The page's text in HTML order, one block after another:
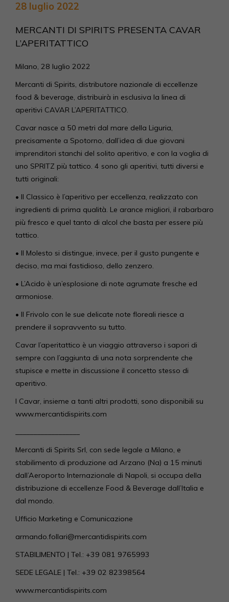
28 luglio 2022
MERCANTI DI SPIRITS PRESENTA CAVAR
L’APERITATTICO
Milano, 28 luglio 2022
Mercanti di Spirits, distributore nazionale di eccellenze
food & beverage, distribuirà in esclusiva la linea di
aperitivi CAVAR L’APERITATTICO.
Cavar nasce a 50 metri dal mare della Liguria,
precisamente a Spotorno, dall’idea di due giovani
imprenditori stanchi del solito aperitivo, e con la voglia di
uno SPRITZ più tattico. 4 sono gli aperitivi, tutti diversi e
tutti originali:
• Il Classico è l’aperitivo per eccellenza, realizzato con
ingredienti di prima qualità. Le arance migliori, il rabarbaro
più fresco e quel tanto di alcol che basta per essere più
tattico.
• Il Molesto si distingue, invece, per il gusto pungente e
deciso, ma mai fastidioso, dello zenzero.
• L’Acido è un’esplosione di note agrumate fresche ed
armoniose.
• Il Frivolo con le sue delicate note floreali riesce a
prendere il sopravvento su tutto.
Cavar l’aperitattico è un viaggio attraverso i sapori di
sempre con l’aggiunta di una nota sorprendente che
stupisce e mette in discussione il concetto stesso di
aperitivo.
I Cavar, insieme a tanti altri prodotti, sono disponibili su
www.mercantidispirits.com
Mercanti di Spirits Srl, con sede legale a Milano, e
stabilimento di produzione ad Arzano (Na) a 15 minuti
dall’Aeroporto Internazionale di Napoli, si occupa della
distribuzione di eccellenze Food & Beverage dall’Italia e
dal mondo.
Ufficio Marketing e Comunicazione
armando.follari@mercantidispirits.com
STABILIMENTO | Tel.: +39 081 9765993
SEDE LEGALE | Tel.: +39 02 82398564
www.mercantidispirits.com